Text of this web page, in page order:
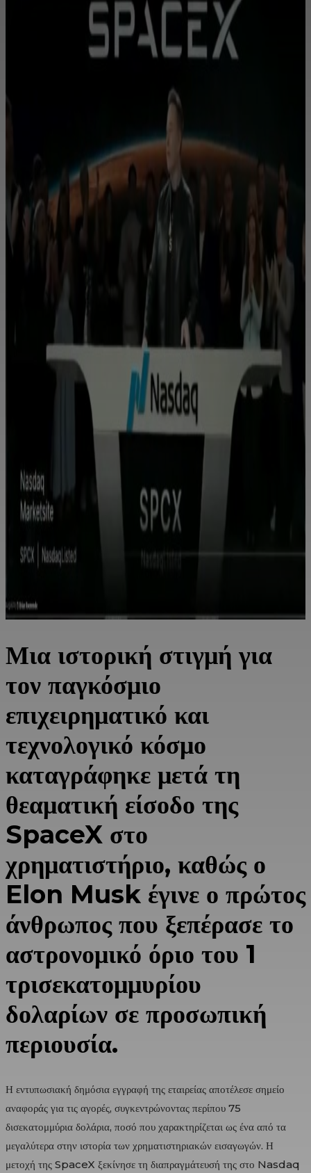
Μια ιστορική στιγμή για
τον παγκόσμιο
επιχειρηματικό και
τεχνολογικό κόσμο
καταγράφηκε μετά τη
θεαματική είσοδο της
SpaceX στο
χρηματιστήριο, καθώς ο
Elon Musk έγινε ο πρώτος
άνθρωπος που ξεπέρασε το
αστρονομικό όριο του 1
τρισεκατομμυρίου
δολαρίων σε προσωπική
περιουσία.
Η εντυπωσιακή δημόσια εγγραφή της εταιρείας αποτέλεσε σημείο
αναφοράς για τις αγορές, συγκεντρώνοντας περίπου 75
δισεκατομμύρια δολάρια, ποσό που χαρακτηρίζεται ως ένα από τα
μεγαλύτερα στην ιστορία των χρηματιστηριακών εισαγωγών. Η
μετοχή της SpaceX ξεκίνησε τη διαπραγμάτευσή της στο Nasdaq